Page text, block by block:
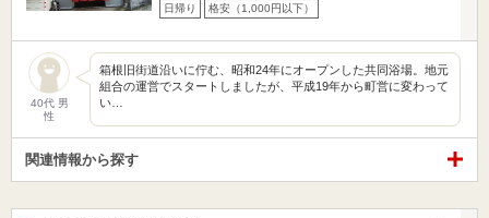
日帰り 格安（1,000円以下）
40代 男
性
箱根旧街道沿いに佇む、昭和24年にオープンした共同浴場。地元
組合の運営でスタートしましたが、平成19年から町営に変わって
い…
関連情報から探す